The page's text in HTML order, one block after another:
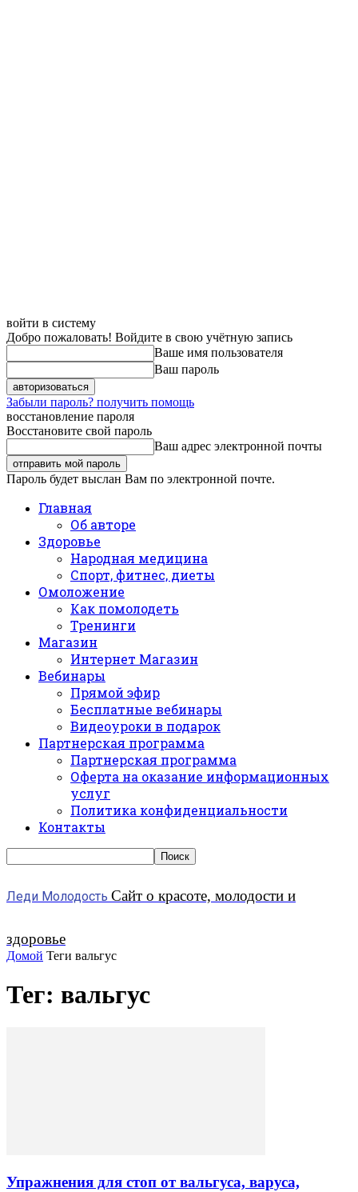
войти в систему
Добро пожаловать! Войдите в свою учётную запись
Ваше имя пользователя
Ваш пароль
Забыли пароль? получить помощь
восстановление пароля
Восстановите свой пароль
Ваш адрес электронной почты
Пароль будет выслан Вам по электронной почте.
Главная
Об авторе
Здоровье
Народная медицина
Спорт, фитнес, диеты
Омоложение
Как помолодеть
Тренинги
Магазин
Интернет Магазин
Вебинары
Прямой эфир
Бесплатные вебинары
Видеоуроки в подарок
Партнерская программа
Партнерская программа
Оферта на оказание информационных
услуг
Политика конфиденциальности
Контакты
Леди Молодость Сайт о красоте, молодости и
здоровье
Домой Теги вальгус
Тег: вальгус
Упражнения для стоп от вальгуса, варуса,